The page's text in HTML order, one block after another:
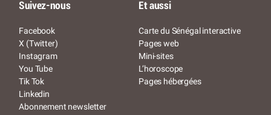
Suivez-nous
Facebook
X (Twitter)
Instagram
You Tube
Tik Tok
Linkedin
Abonnement newsletter
Et aussi
Carte du Sénégal interactive
Pages web
Mini-sites
L’horoscope
Pages hébergées